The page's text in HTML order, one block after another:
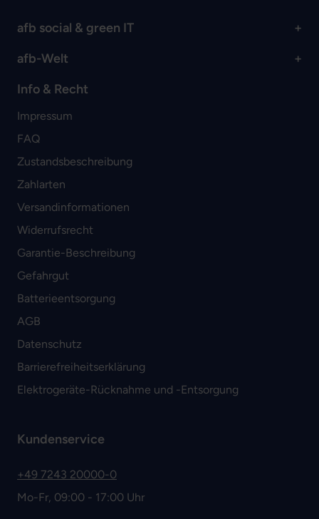
afb social & green IT
afb-Welt
Info & Recht
Impressum
FAQ
Zustandsbeschreibung
Zahlarten
Versandinformationen
Widerrufsrecht
Garantie-Beschreibung
Gefahrgut
Batterieentsorgung
AGB
Datenschutz
Barrierefreiheitserklärung
Elektrogeräte-Rücknahme und -Entsorgung
Kundenservice
+49 7243 20000-0
Mo-Fr, 09:00 - 17:00 Uhr